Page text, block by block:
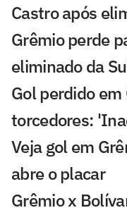
Castro após
Grêmio perde
eliminado da
Gol perdido
torcedores:
Veja gol em
abre o placar
Grêmio x